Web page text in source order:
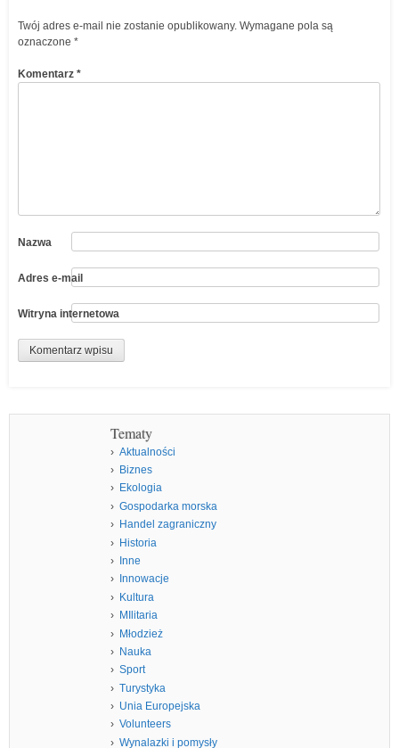
Twój adres e-mail nie zostanie opublikowany. Wymagane pola są
oznaczone *
Komentarz *
Nazwa
Adres e-mail
Witryna internetowa
Tematy
Aktualności
Biznes
Ekologia
Gospodarka morska
Handel zagraniczny
Historia
Inne
Innowacje
Kultura
MIlitaria
Młodzież
Nauka
Sport
Turystyka
Unia Europejska
Volunteers
Wynalazki i pomysły